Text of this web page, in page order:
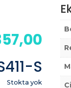
S
Stokta yok